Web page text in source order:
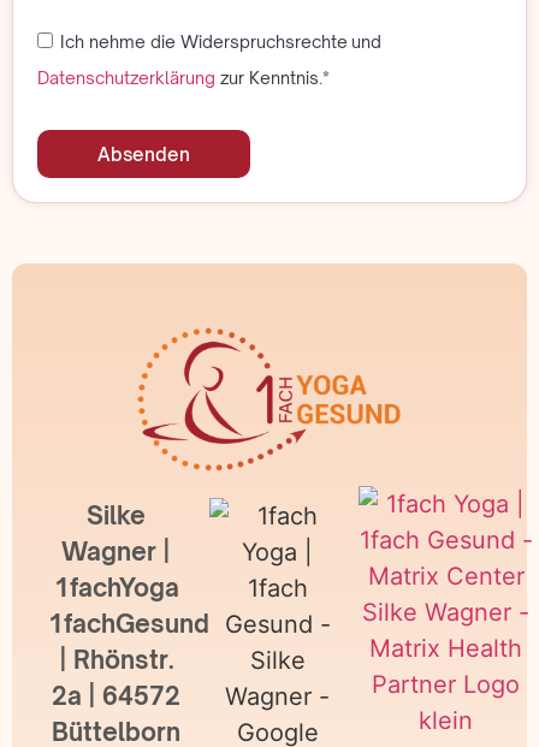
Ich nehme die Widerspruchsrechte und
Datenschutzerklärung zur Kenntnis.*
Absenden
Silke
Wagner |
1fachYoga
1fachGesund
| Rhönstr.
2a | 64572
Büttelborn